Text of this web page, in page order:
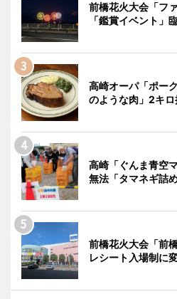
前橋花火大会「フ
「鑑賞イベント」
高崎オーパ「ポー
のような肉」2キロ
高崎「ぐんま青空
無法「タマネギ詰
前橋花火大会「前
レシート入場制に